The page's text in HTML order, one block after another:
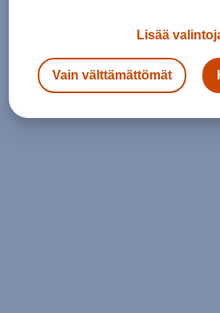
Lisää
Vain välttämättömät